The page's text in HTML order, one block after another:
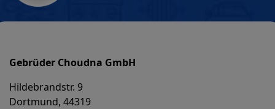
Gebrüder Choudna GmbH
Hildebrandstr. 9
Dortmund, 44319